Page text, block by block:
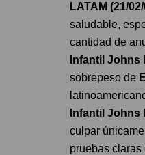
LATAM (21/
saludable,
cantidad de
Infantil Johns
sobrepeso de
Infantil Johns
culpar
pruebas